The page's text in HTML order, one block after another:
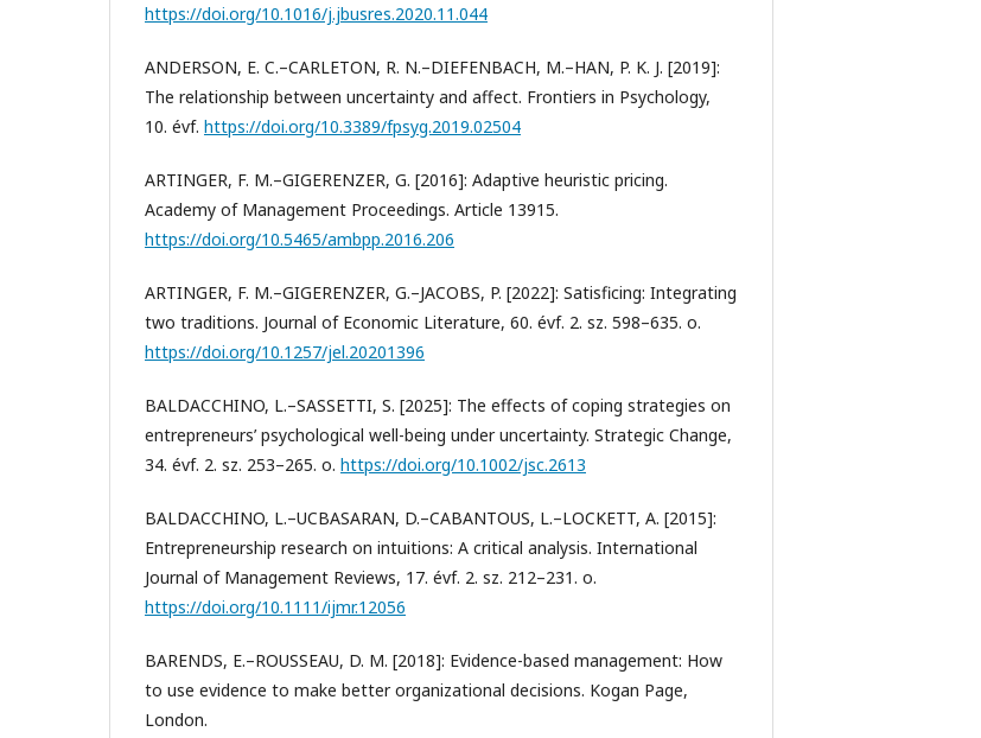
https://doi.org/10.1016/j.jbusres.2020.11.044
ANDERSON, E. C.–CARLETON, R. N.–DIEFENBACH, M.–HAN, P. K. J. [2019]:
The relationship between uncertainty and affect. Frontiers in Psychology,
10. évf. https://doi.org/10.3389/fpsyg.2019.02504
ARTINGER, F. M.–GIGERENZER, G. [2016]: Adaptive heuristic pricing.
Academy of Management Proceedings. Article 13915.
https://doi.org/10.5465/ambpp.2016.206
ARTINGER, F. M.–GIGERENZER, G.–JACOBS, P. [2022]: Satisficing: Integrating
two traditions. Journal of Economic Literature, 60. évf. 2. sz. 598–635. o.
https://doi.org/10.1257/jel.20201396
BALDACCHINO, L.–SASSETTI, S. [2025]: The effects of coping strategies on
entrepreneurs’ psychological well-being under uncertainty. Strategic Change,
34. évf. 2. sz. 253–265. o. https://doi.org/10.1002/jsc.2613
BALDACCHINO, L.–UCBASARAN, D.–CABANTOUS, L.–LOCKETT, A. [2015]:
Entrepreneurship research on intuitions: A critical analysis. International
Journal of Management Reviews, 17. évf. 2. sz. 212–231. o.
https://doi.org/10.1111/ijmr.12056
BARENDS, E.–ROUSSEAU, D. M. [2018]: Evidence-based management: How
to use evidence to make better organizational decisions. Kogan Page,
London.